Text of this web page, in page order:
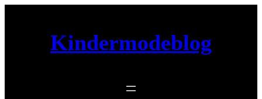
Kindermodeblog